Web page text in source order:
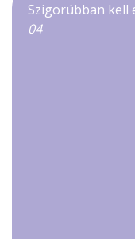
Szigorúbban kell
04